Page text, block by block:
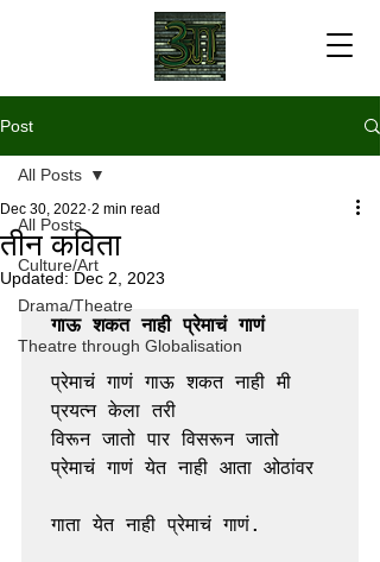
Post
All Posts
Culture/Art
Drama/Theatre
Theatre through Globalisation
All Posts
तीन कविता
Dec 30, 2022 2 min read
Updated: Dec 2, 2023
गाऊ शकत नाही प्रेमाचं गाणं
प्रेमाचं गाणं गाऊ शकत नाही मी
प्रयत्न केला तरी
विरून जातो पार विसरून जातो
प्रेमाचं गाणं येत नाही आता ओठांवर
गाता येत नाही प्रेमाचं गाणं.